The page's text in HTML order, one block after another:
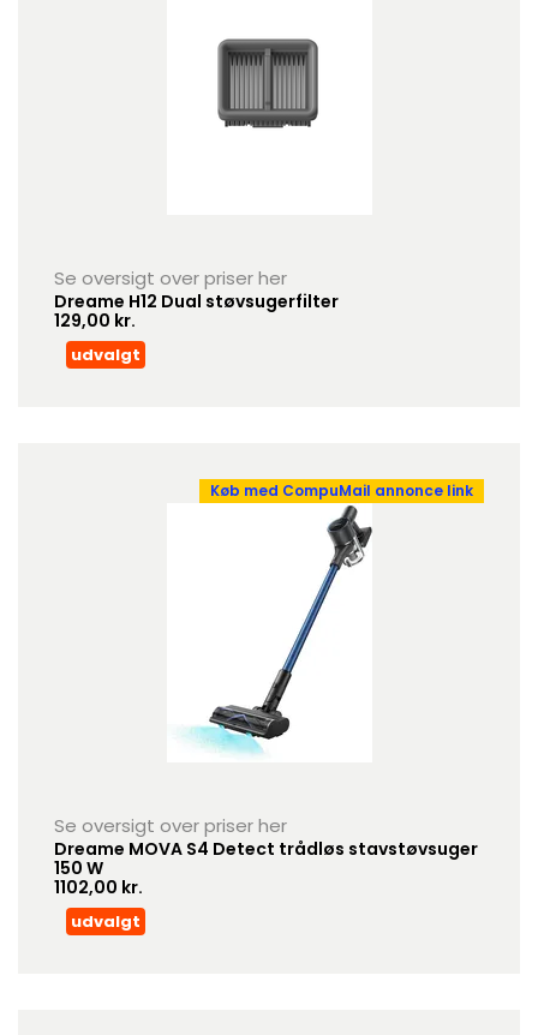
Se oversigt over priser her
Dreame H12 Dual støvsugerfilter
129,00 kr.
udvalgt
Køb med CompuMail annonce link
Se oversigt over priser her
Dreame MOVA S4 Detect trådløs stavstøvsuger
150 W
1102,00 kr.
udvalgt